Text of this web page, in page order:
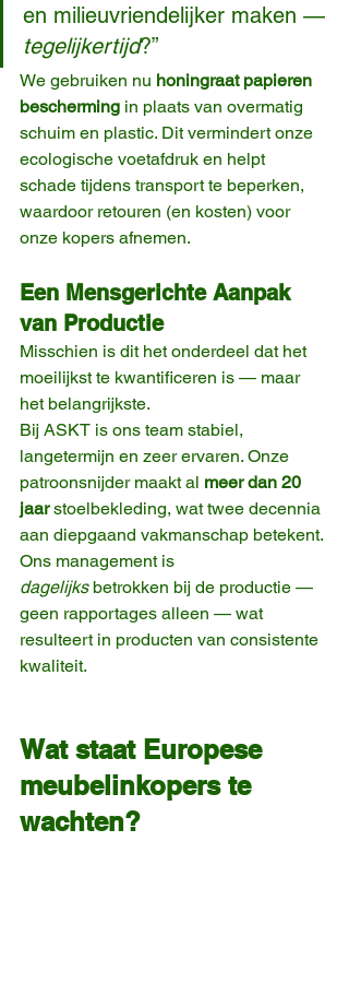
en milieuvriendelijker maken —
tegelijkertijd?”
We gebruiken nu honingraat papieren
bescherming in plaats van overmatig
schuim en plastic. Dit vermindert onze
ecologische voetafdruk en helpt
schade tijdens transport te beperken,
waardoor retouren (en kosten) voor
onze kopers afnemen.
Een Mensgerichte Aanpak
van Productie
Misschien is dit het onderdeel dat het
moeilijkst te kwantificeren is — maar
het belangrijkste.
Bij ASKT is ons team stabiel,
langetermijn en zeer ervaren. Onze
patroonsnijder maakt al meer dan 20
jaar stoelbekleding, wat twee decennia
aan diepgaand vakmanschap betekent.
Ons management is
dagelijks betrokken bij de productie —
geen rapportages alleen — wat
resulteert in producten van consistente
kwaliteit.
Wat staat Europese
meubelinkopers te
wachten?